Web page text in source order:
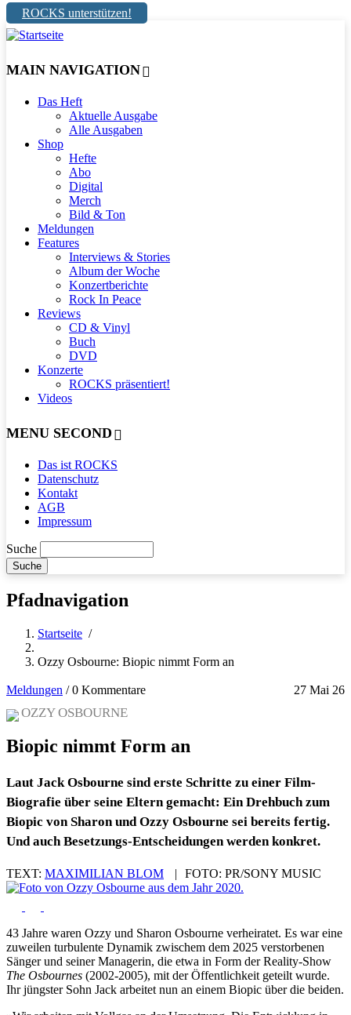
ROCKS unterstützen!
MAIN NAVIGATION
Das Heft
Aktuelle Ausgabe
Alle Ausgaben
Shop
Hefte
Abo
Digital
Merch
Bild & Ton
Meldungen
Features
Interviews & Stories
Album der Woche
Konzertberichte
Rock In Peace
Reviews
CD & Vinyl
Buch
DVD
Konzerte
ROCKS präsentiert!
Videos
MENU SECOND
Das ist ROCKS
Datenschutz
Kontakt
AGB
Impressum
Suche
Pfadnavigation
Startseite /
Ozzy Osbourne: Biopic nimmt Form an
Meldungen 27 Mai 26
/0 Kommentare
OZZY OSBOURNE
Biopic nimmt Form an
Laut Jack Osbourne sind erste Schritte zu einer Film-
Biografie über seine Eltern gemacht: Ein Drehbuch zum
Biopic von Sharon und Ozzy Osbourne sei bereits fertig.
Und auch Besetzungs-Entscheidungen werden konkret.
TEXT: MAXIMILIAN BLOM | FOTO: PR/SONY MUSIC
43 Jahre waren Ozzy und Sharon Osbourne verheiratet. Es war eine
zuweilen turbulente Dynamik zwischem dem 2025 verstorbenen
Sänger und seiner Managerin, die etwa in Form der Reality-Show
The Osbournes (2002-2005), mit der Öffentlichkeit geteilt wurde.
Ihr jüngster Sohn Jack arbeitet nun an einem Biopic über die beiden.